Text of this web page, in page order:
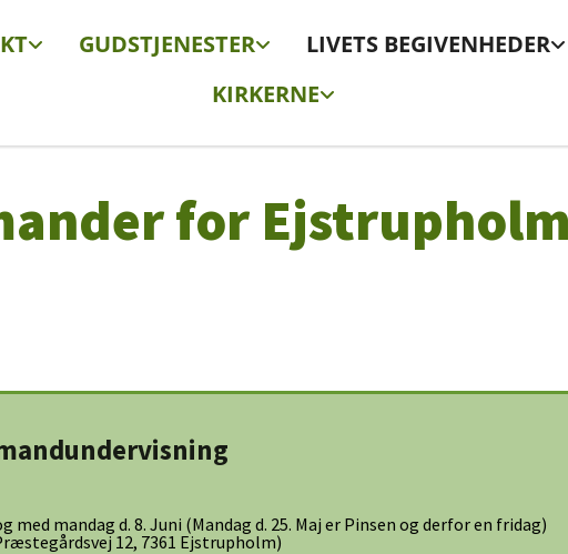
GUDSTJENESTER LIVETS BEGIVENHEDER
KIRKERNE
for
med mandag d. 8. Juni (Mandag d. 25. Maj er Pinsen og derfor en fridag)
12, 7361 Ejstrupholm)